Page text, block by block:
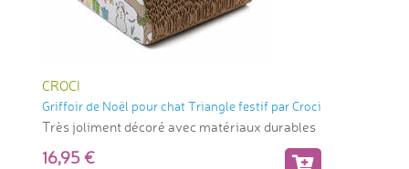
CROCI
Griffoir de Noël pour chat Triangle festif par Croci
Très joliment décoré avec matériaux durables
16,95